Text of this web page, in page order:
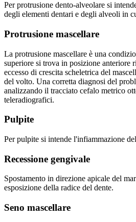
Per protrusione dento-alveolare si
degli elementi dentari e degli alveoli in
Protrusione mascellare
La protrusione mascellare è una
superiore si trova in posizione anteriore
eccesso di crescita scheletrica del
del volto. Una corretta diagnosi del
analizzando il tracciato cefalo metrico
teleradiografici.
Pulpite
Per pulpite si intende l'infiammazione
Recessione gengivale
Spostamento in direzione apicale del
esposizione della radice del dente.
Seno mascellare